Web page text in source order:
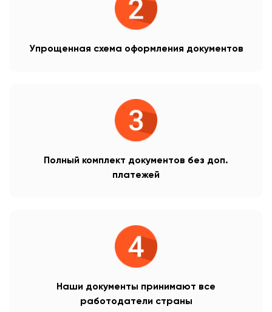
Упрощенная схема оформления документов
Полный комплект документов без доп.
платежей
Наши документы принимают все
работодатели страны